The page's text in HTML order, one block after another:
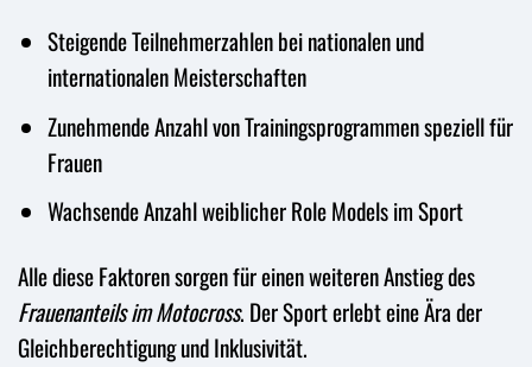
Steigende Teilnehmerzahlen bei nationalen und
internationalen Meisterschaften
Zunehmende Anzahl von Trainingsprogrammen speziell für
Frauen
Wachsende Anzahl weiblicher Role Models im Sport
Alle diese Faktoren sorgen für einen weiteren Anstieg des
Frauenanteils im Motocross. Der Sport erlebt eine Ära der
Gleichberechtigung und Inklusivität.